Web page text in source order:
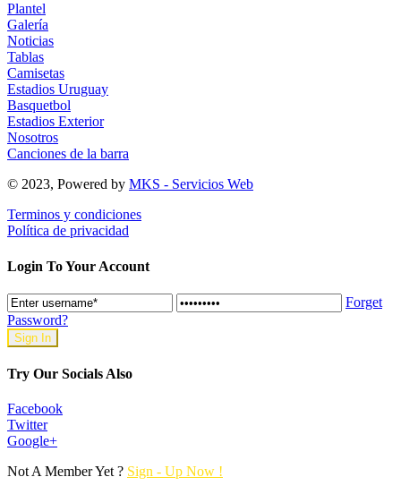
Plantel
Galería
Noticias
Tablas
Camisetas
Estadios Uruguay
Basquetbol
Estadios Exterior
Nosotros
Canciones de la barra
© 2023, Powered by MKS - Servicios Web
Terminos y condiciones
Política de privacidad
Login To Your Account
Forget
Password?
Try Our Socials Also
Facebook
Twitter
Google+
Not A Member Yet ? Sign - Up Now !